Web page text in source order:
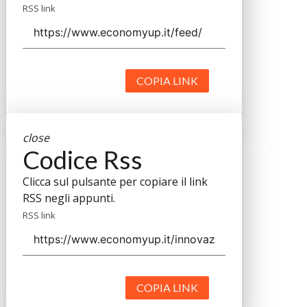
RSS link
COPIA LINK
close
Codice Rss
Clicca sul pulsante per copiare il link
RSS negli appunti.
RSS link
COPIA LINK